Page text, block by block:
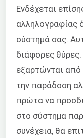
Ενδέχεται
αλληλογραφίας
σύστημά σας.
διάφορες
εξαρτώνται από
την παράδοση
πρώτα να
στο σύστημα
συνέχεια, θα